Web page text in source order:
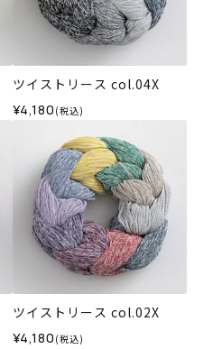
ツイストリース col.04X
¥4,180 (税込)
ツイストリース col.02X
¥4,180 (税込)